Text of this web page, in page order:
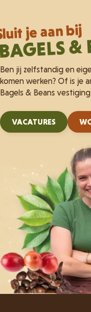
je aan bij
&
Ben jij zelfstandig en
komen werken? Of is je
Bagels & Beans
VACATURES